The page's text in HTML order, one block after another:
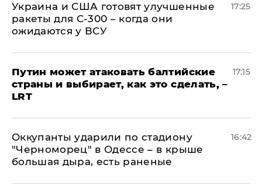
Украина и США готовят улучшенные
ракеты для С-300 – когда они
ожидаются у ВСУ
17:25
Путин может атаковать балтийские
страны и выбирает, как это сделать, –
LRT
17:15
Оккупанты ударили по стадиону
"Черноморец" в Одессе – в крыше
большая дыра, есть раненые
16:42